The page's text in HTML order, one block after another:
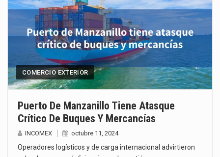
COMERCIO EXTERIOR
Puerto De Manzanillo Tiene Atasque
Crítico De Buques Y Mercancías
INCOMEX octubre 11, 2024
Operadores logísticos y de carga internacional advirtieron